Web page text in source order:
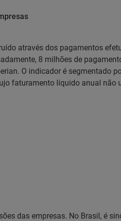
através dos pagamentos
8 milhões de
O indicador é segmentado
faturamento líquido anual não
das empresas. No Brasil, é